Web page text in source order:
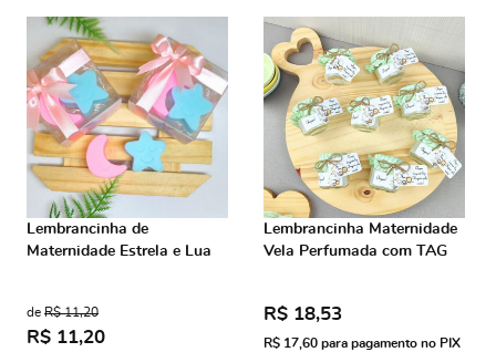
Lembrancinha de
Maternidade Estrela e Lua
de R$ 11,20
R$ 11,20
Lembrancinha Maternidade
Vela Perfumada com TAG
R$ 18,53
R$ 17,60 para pagamento no PIX